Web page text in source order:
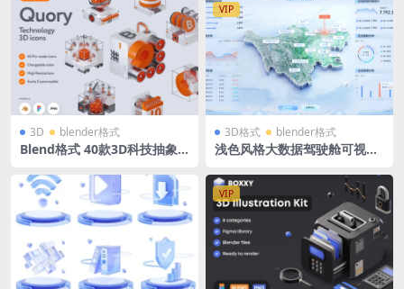
3D blender格式
Blend格式 40款3D科技抽象
素材
VIP
3D格式 blender格式
浅色风格大数据驾驶舱可视化
Blender地图
VIP